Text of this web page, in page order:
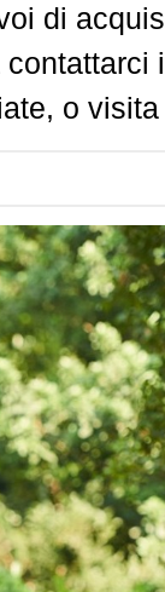
di
o